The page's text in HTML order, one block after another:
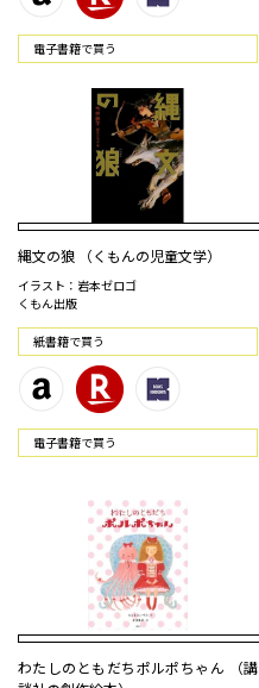
電⼦書籍で買う
縄文の狼 （くもんの児童文学）
イラスト：岩本ゼロゴ
くもん出版
紙書籍で買う
電⼦書籍で買う
わたしのともだちポルポちゃん （講